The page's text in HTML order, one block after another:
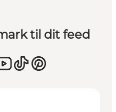
til dit feed